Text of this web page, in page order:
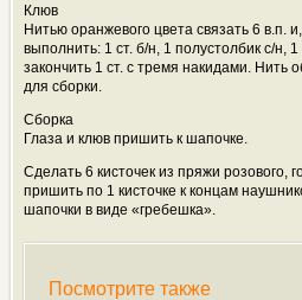
Клюв
Нитью оранжевого цвета связать 6 в.п.
выполнить: 1 ст. б/н, 1 полустолбик с/н,
закончить 1 ст. с тремя накидами. Нить
для сборки.
Сборка
Глаза и клюв пришить к шапочке.
Сделать 6 кисточек из пряжи розового,
пришить по 1 кисточке к концам
шапочки в виде «гребешка».
Посмотрите также